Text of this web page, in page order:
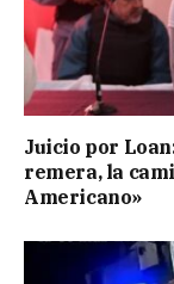
Juicio por
remera, la
Americano»